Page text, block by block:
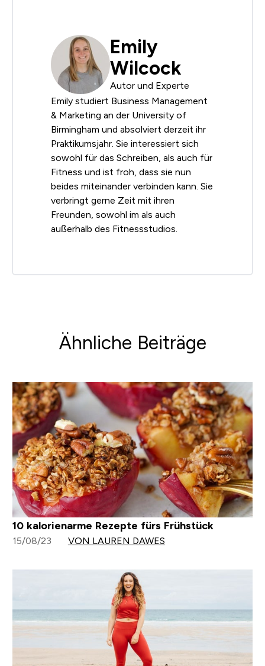
Emily
Wilcock
Autor und Experte
Emily studiert Business Management
& Marketing an der University of
Birmingham und absolviert derzeit ihr
Praktikumsjahr. Sie interessiert sich
sowohl für das Schreiben, als auch für
Fitness und ist froh, dass sie nun
beides miteinander verbinden kann. Sie
verbringt gerne Zeit mit ihren
Freunden, sowohl im als auch
außerhalb des Fitnessstudios.
Ähnliche Beiträge
10 kalorienarme Rezepte fürs Frühstück
15/08/23 VON LAUREN DAWES